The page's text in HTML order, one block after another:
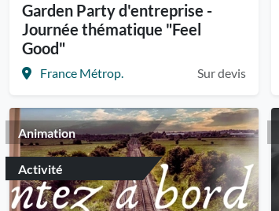
Garden Party d'entreprise -
Journée thématique "Feel
Good"
France Métrop. Sur devis
Animation
Activité